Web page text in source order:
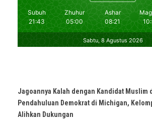
Jagoannya Kalah dengan Kandidat Muslim
Pendahuluan Demokrat di Michigan,
Alihkan Dukungan